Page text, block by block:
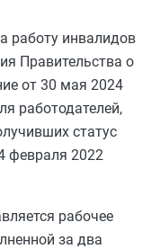
работу инвалидов
Правительства о
от 30 мая 2024
работодателей,
статус
февраля 2022
рабочее
за два